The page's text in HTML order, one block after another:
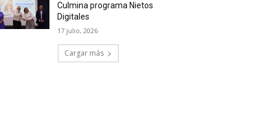
Culmina programa Nietos
Digitales
17 julio, 2026
Cargar más